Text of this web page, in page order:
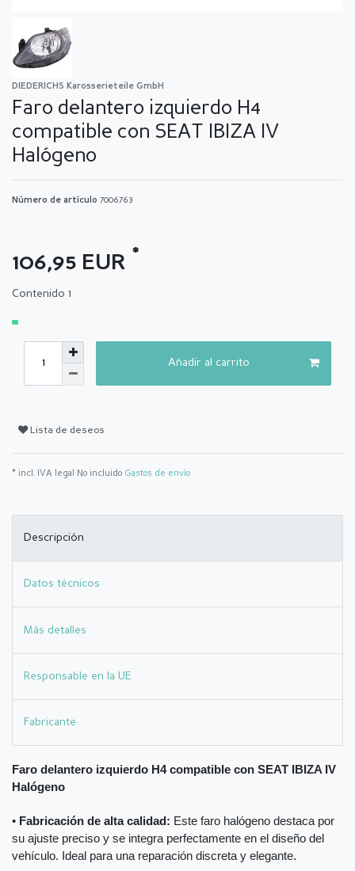
DIEDERICHS Karosserieteile GmbH
Faro delantero izquierdo H4
compatible con SEAT IBIZA IV
Halógeno
Número de artículo 7006763
106,95 EUR *
Contenido 1
Añadir al carrito
Lista de deseos
* incl. IVA legal No incluido Gastos de envío
Descripción
Datos técnicos
Más detalles
Responsable en la UE
Fabricante
Faro delantero izquierdo H4 compatible con SEAT IBIZA IV
Halógeno
• Fabricación de alta calidad: Este faro halógeno destaca por
su ajuste preciso y se integra perfectamente en el diseño del
vehículo. Ideal para una reparación discreta y elegante.